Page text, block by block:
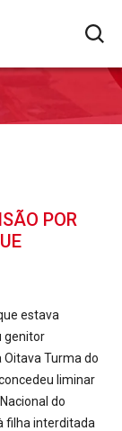
POR
estava
genitor
Oitava Turma do
liminar
do
filha interditada